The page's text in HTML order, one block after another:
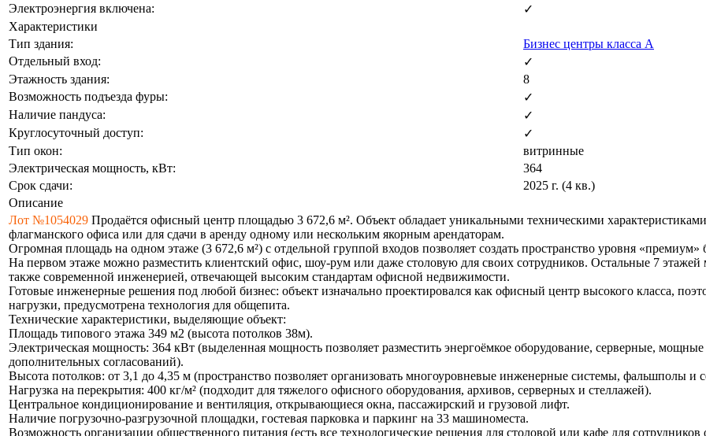
Электроэнергия включена:
✓
Характеристики
Тип здания:
Бизнес центры класса А
Отдельный вход:
✓
Этажность здания:
8
Возможность подъезда фуры:
✓
Наличие пандуса:
✓
Круглосуточный доступ:
✓
Тип окон:
витринные
Электрическая мощность, кВт:
364
Срок сдачи:
2025 г. (4 кв.)
Описание
Лот №1054029 Продаётся офисный центр площадью 3 672,6 м². Объект обладает уникальными техническими
флагманского офиса или для сдачи в аренду одному или нескольким якорным арендаторам.
Огромная площадь на одном этаже (3 672,6 м²) с отдельной группой входов позволяет создать пространство уровня
На первом этаже можно разместить клиентский офис, шоу-рум или даже столовую для своих сотрудников. Остальные 7
также современной инженерией, отвечающей высоким стандартам офисной недвижимости.
Готовые инженерные решения под любой бизнес: объект изначально проектировался как офисный центр высокого класса,
нагрузки, предусмотрена технология для общепита.
Технические характеристики, выделяющие объект:
Площадь типового этажа 349 м2 (высота потолков 38м).
Электрическая мощность: 364 кВт (выделенная мощность позволяет разместить энергоёмкое оборудование, серверные,
дополнительных согласований).
Высота потолков: от 3,1 до 4,35 м (пространство позволяет организовать многоуровневые инженерные системы, фальшполы и
Нагрузка на перекрытия: 400 кг/м² (подходит для тяжелого офисного оборудования, архивов, серверных и стеллажей).
Центральное кондиционирование и вентиляция, открывающиеся окна, пассажирский и грузовой лифт.
Наличие погрузочно-разгрузочной площадки, гостевая парковка и паркинг на 33 машиноместа.
Возможность организации общественного питания (есть все технологические решения для столовой или кафе для сотрудников